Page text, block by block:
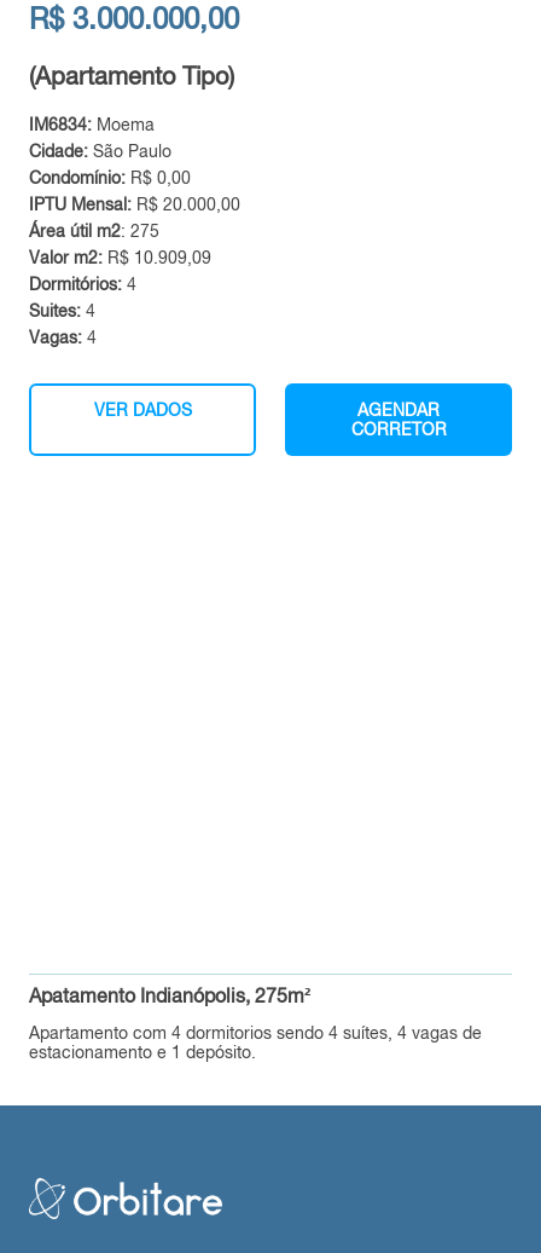
R$ 3.000.000,00
(Apartamento Tipo)
IM6834: Moema
Cidade: São Paulo
Condomínio: R$ 0,00
IPTU Mensal: R$ 20.000,00
Área útil m2: 275
Valor m2: R$ 10.909,09
Dormitórios: 4
Suites: 4
Vagas: 4
VER DADOS
AGENDAR
CORRETOR
Apatamento Indianópolis, 275m²
Apartamento com 4 dormitorios sendo 4 suítes, 4 vagas de
estacionamento e 1 depósito.